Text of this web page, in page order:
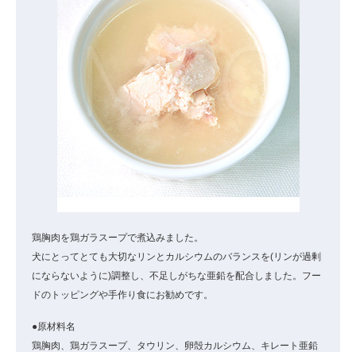
鶏胸肉を鶏ガラスープで煮込みました。
犬にとってとても大切なリンとカルシウムのバランスを(リンが過剰
にならないように)調整し、不足しがちな亜鉛を配合しました。フー
ドのトッピングや手作り食にお勧めです。
●原材料名
鶏胸肉、鶏ガラスープ、タウリン、卵殻カルシウム、キレート亜鉛